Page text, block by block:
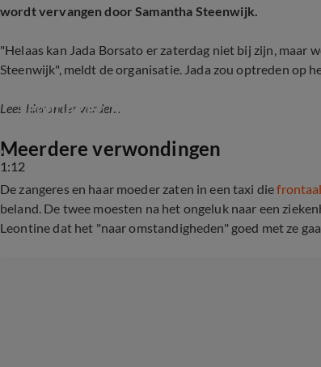
wordt vervangen door Samantha Steenwijk.
"Helaas kan Jada Borsato er zaterdag niet bij zijn, maar
Steenwijk", meldt de organisatie. Jada zou optreden op
Lees hieronder verder...
1:12
Leontine en Jada Borsato betrokken
Meerdere verwondingen
De zangeres en haar moeder zaten in een taxi die
beland. De twee moesten na het ongeluk naar een
Leontine dat het "naar omstandigheden" goed met ze